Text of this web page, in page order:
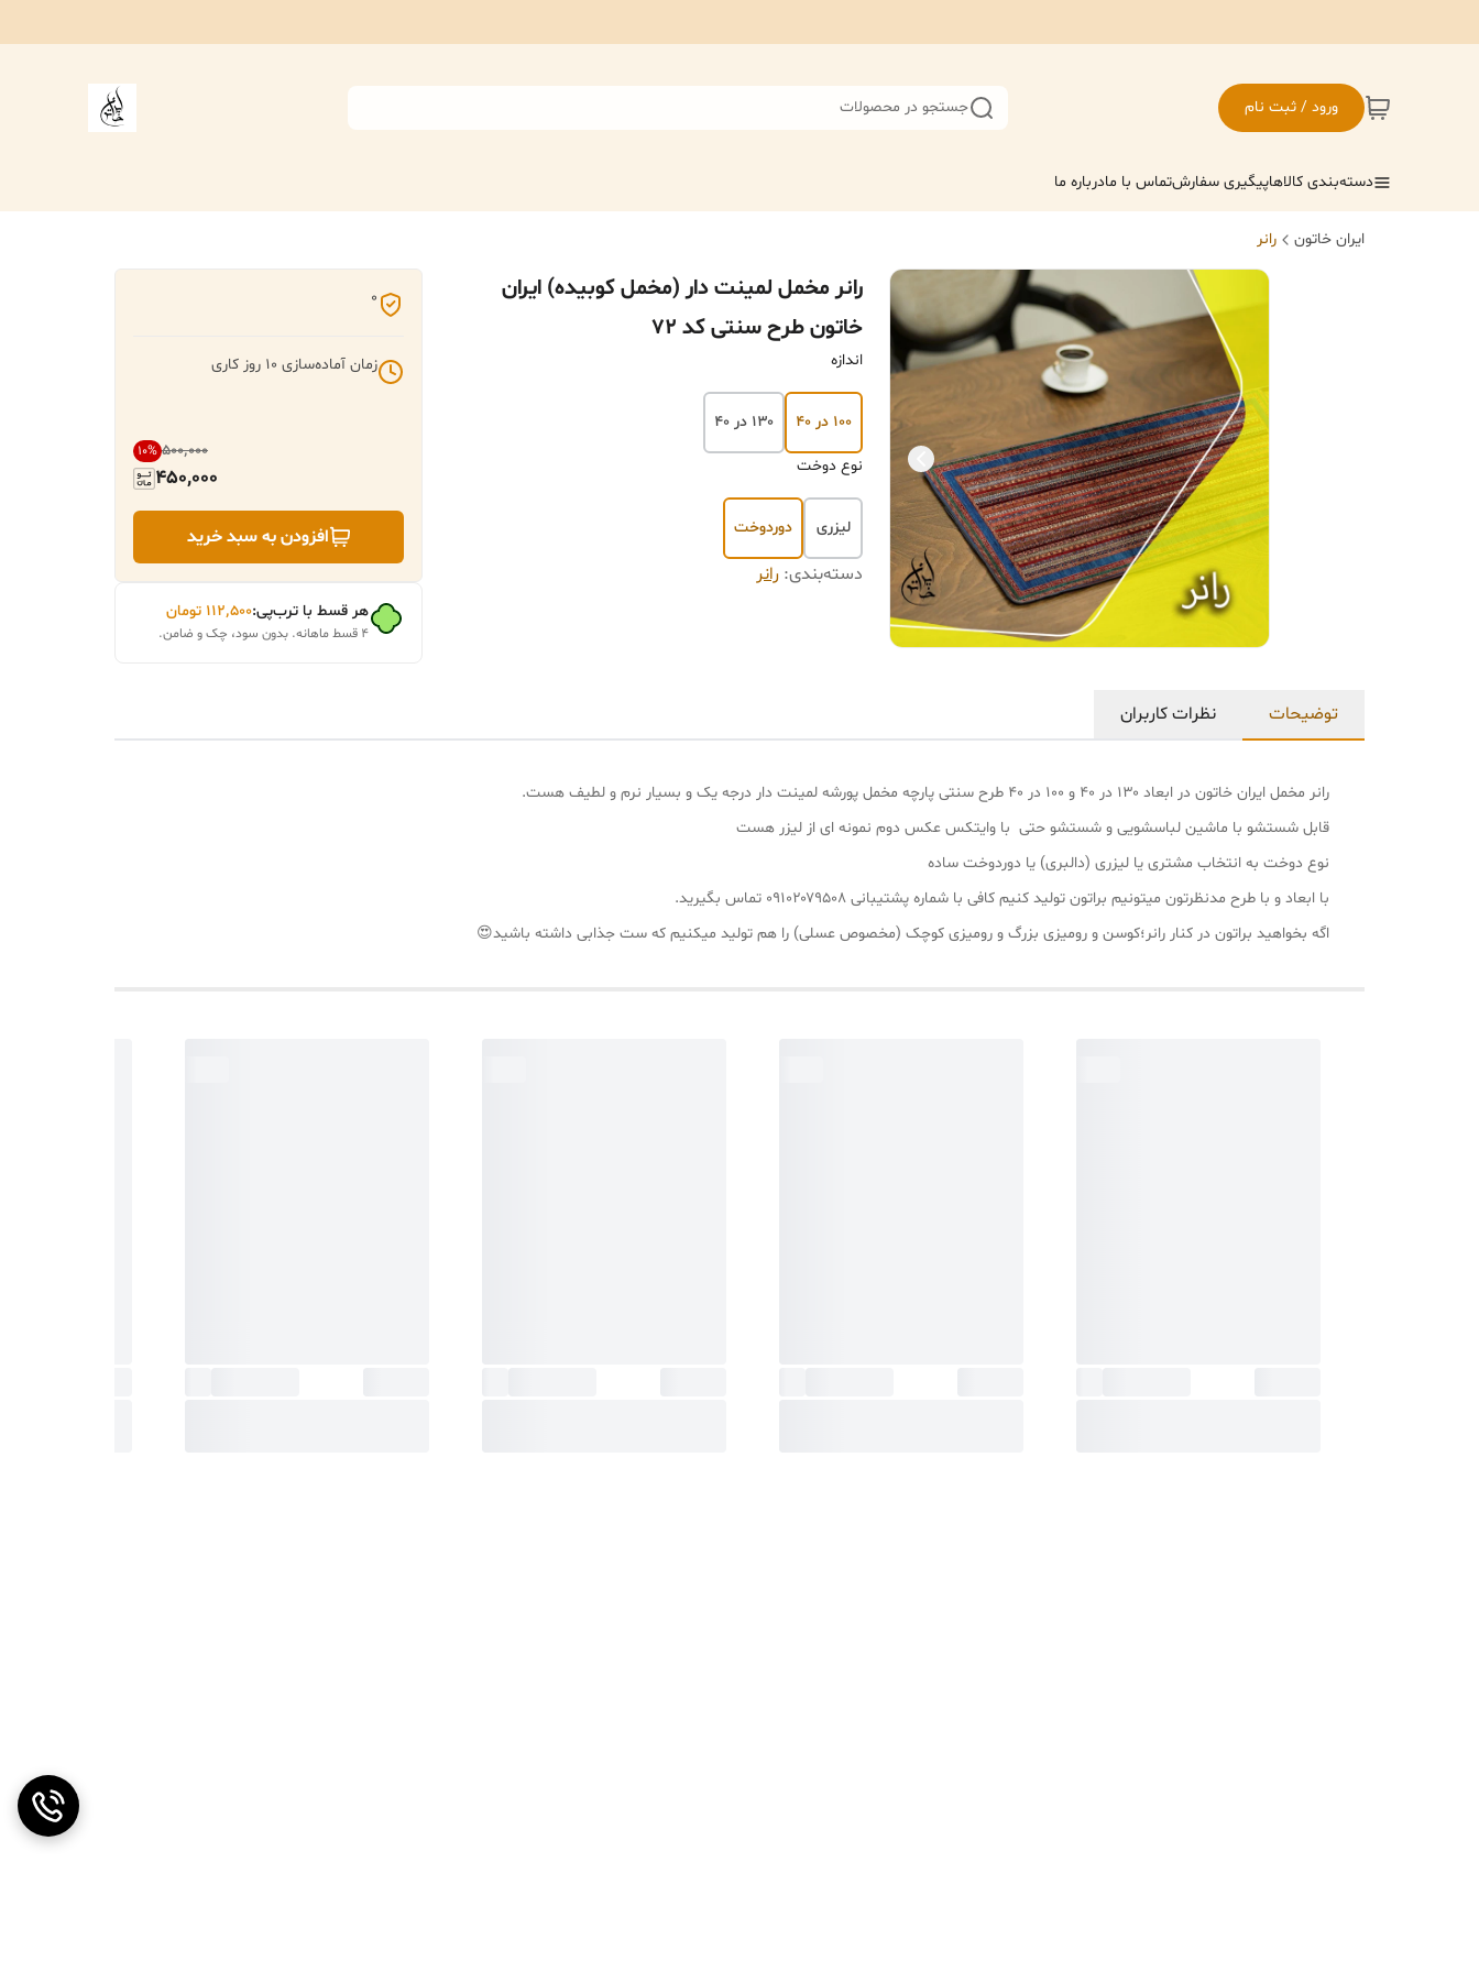
ورود / ثبت نام جستجو در محصولات
دسته‌بندی کالاهاپیگیری سفارشتماس با مادرباره ما
ایران خاتون رانر
رانر مخمل لمینت دار (مخمل کوبیده) ایران
خاتون طرح سنتی کد 72
اندازه
۱۰۰ در ۴۰ ۱۳۰ در ۴۰
نوع دوخت
لیزری دوردوخت
دسته‌بندی: رانر
0
زمان آماده‌سازی 10 روز کاری
۵۰۰٬۰۰۰ 10%
450,000
افزودن به سبد خرید
هر قسط با ترب‌پی:۱۱۲٬۵۰۰ تومان
۴ قسط ماهانه. بدون سود، چک و ضامن.
توضیحات نظرات کاربران
رانر مخمل ایران خاتون در ابعاد ۱۳۰ در ۴۰ و ۱۰۰ در ۴۰ طرح سنتی پارچه مخمل پورشه لمینت دار درجه یک و بسیار نرم و لطیف هست.
قابل شستشو با ماشین لباسشویی و شستشو حتی با وایتکس عکس دوم نمونه ای از لیزر هست
نوع دوخت به انتخاب مشتری یا لیزری (دالبری) یا دوردوخت ساده
با ابعاد و با طرح مدنظرتون میتونیم براتون تولید کنیم کافی با شماره پشتیبانی ۰۹۱۰۲۰۷۹۵۰۸ تماس بگیرید.
اگه بخواهید براتون در کنار رانر؛کوسن و رومیزی بزرگ و رومیزی کوچک (مخصوص عسلی) را هم تولید میکنیم که ست جذابی داشته باشید😍